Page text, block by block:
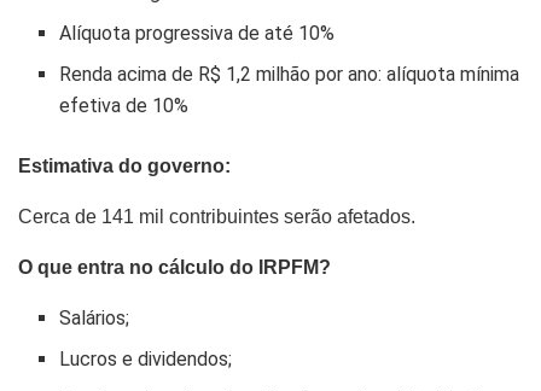
Alíquota progressiva de até 10%
Renda acima de R$ 1,2 milhão por ano: alíquota mínima
efetiva de 10%
Estimativa do governo:
Cerca de 141 mil contribuintes serão afetados.
O que entra no cálculo do IRPFM?
Salários;
Lucros e dividendos;